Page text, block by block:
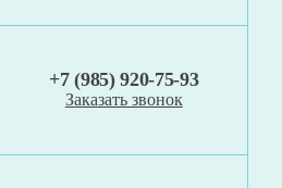
+7 (985) 920-75-93
Заказать звонок